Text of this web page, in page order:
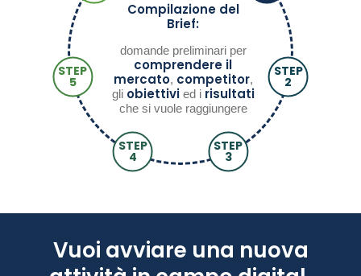
STEP
2
STEP
3
STEP
4
STEP
5
Compilazione del
Brief:
domande preliminari per
comprendere il
mercato, competitor,
gli obiettivied i risultati
che si vuole raggiungere
Vuoi avviare una nuova